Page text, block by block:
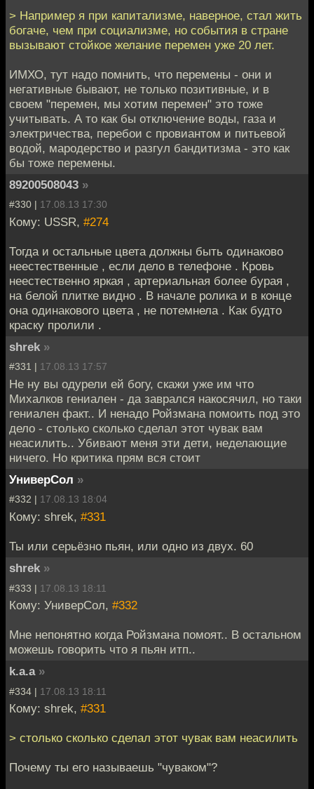
> Например я при капитализме, наверное, стал жить
богаче, чем при социализме, но события в стране
вызывают стойкое желание перемен уже 20 лет.
ИМХО, тут надо помнить, что перемены - они и
негативные бывают, не только позитивные, и в
своем "перемен, мы хотим перемен" это тоже
учитывать. А то как бы отключение воды, газа и
электричества, перебои с провиантом и питьевой
водой, мародерство и разгул бандитизма - это как
бы тоже перемены.
89200508043 »
#330 | 17.08.13 17:30
Кому: USSR, #274
Тогда и остальные цвета должны быть одинаково
неестественные , если дело в телефоне . Кровь
неестественно яркая , артериальная более бурая ,
на белой плитке видно . В начале ролика и в конце
она одинакового цвета , не потемнела . Как будто
краску пролили .
shrek »
#331 | 17.08.13 17:57
Не ну вы одурели ей богу, скажи уже им что
Михалков гениален - да заврался накосячил, но таки
гениален факт.. И ненадо Ройзмана помоить под это
дело - столько сколько сделал этот чувак вам
неасилить.. Убивают меня эти дети, неделающие
ничего. Но критика прям вся стоит
УниверСол »
#332 | 17.08.13 18:04
Кому: shrek, #331
Ты или серьёзно пьян, или одно из двух. 60
shrek »
#333 | 17.08.13 18:11
Кому: УниверСол, #332
Мне непонятно когда Ройзмана помоят.. В остальном
можешь говорить что я пьян итп..
k.a.a »
#334 | 17.08.13 18:11
Кому: shrek, #331
> столько сколько сделал этот чувак вам неасилить
Почему ты его называешь "чуваком"?